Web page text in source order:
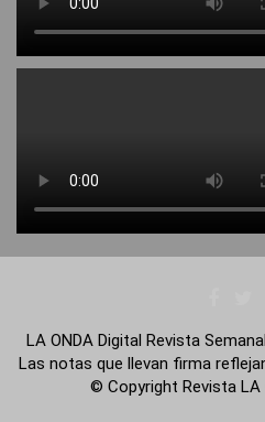
LA ONDA Digital Revista
Las notas que llevan firma
© Copyright Revista LA